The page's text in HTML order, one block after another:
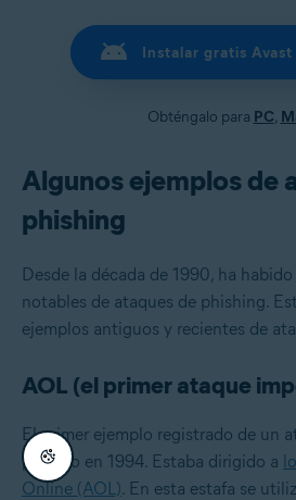
Instalar gratis
Obténgalo para PC,
Algunos ejemplos de
phishing
Desde la década de 1990, ha
notables de ataques de phishing.
ejemplos antiguos y recientes de
AOL (el primer ataque
El primer ejemplo registrado de un
produjo en 1994. Estaba dirigido a
Online (AOL). En esta estafa se